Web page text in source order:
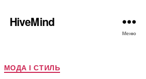
HiveMind
Меню
Категорії
МОДА І СТИЛЬ